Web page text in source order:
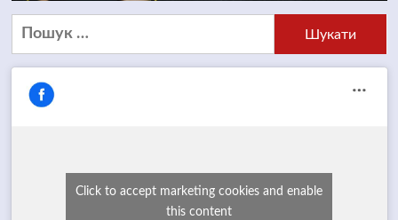
Пошук:
Click to accept marketing cookies and enable
this content